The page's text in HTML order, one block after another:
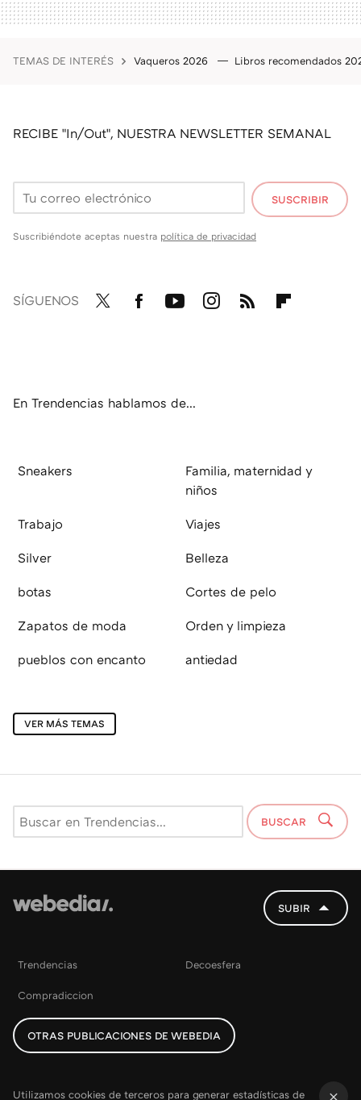
TEMAS DE INTERÉS Vaqueros 2026 Libros recomendados
RECIBE "In/Out", NUESTRA NEWSLETTER SEMANAL
SUSCRIBIR
Suscribiéndote aceptas nuestra política de privacidad
SÍGUENOS
En Trendencias hablamos de...
Sneakers
Familia, maternidad y
niños
Trabajo Viajes
Silver Belleza
botas Cortes de pelo
Zapatos de moda Orden y limpieza
pueblos con encanto antiedad
VER MÁS TEMAS
BUSCAR
SUBIR
Trendencias Decoesfera
Compradiccion
OTRAS PUBLICACIONES DE WEBEDIA
Utilizamos cookies de terceros para generar estadísticas de